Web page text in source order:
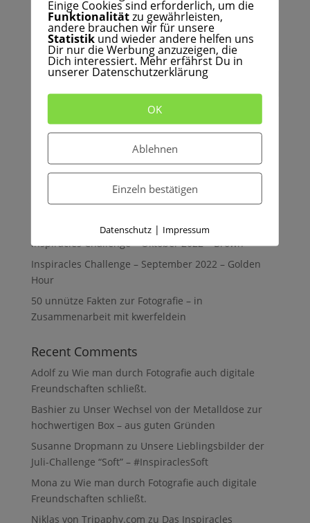
Search
Kostenloses eBook
Recent Posts
Inspiracles Challenge – Dezember 2022 – Festive
Inspiracles Challenge – November 2022 – Nature
Inspiracles Challenge – Oktober 2022 – Brown
Inspiracles Challenge – September 2022 – Golden
Hour
50 unnütze Fakten zur Fotografie – in
Zusammenarbeit mit kwerfeldein
Recent Comments
Adolfzu Wie man durch Fotografie auch digitale
Freundschaften schließt.
Bashierzu Unser Wechsel von der Metalldose zur
hochwertigen Box – aus guten Gründen
Susanne Dropmann zu Unsere Lieblingsbilder der
Juli-Challenge “Soft” – #InspiraclesSoft
Mona zu Wie man durch Fotografie auch digitale
Freundschaften schließt.
Niklas von Tripaphy.com zu Das Inspiracles
Einige Cookies sind erforderlich, um die
Funktionalitätzu gewährleisten,
andere brauchen wir für unsere
Statistikund wieder andere helfen uns
Dir nur die Werbung anzuzeigen, die
Dich interessiert. Mehr erfährst Du in
unserer Datenschutzerklärung
OK
Ablehnen
Einzeln bestätigen
Datenschutz | Impressum